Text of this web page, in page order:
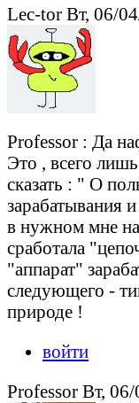
Lec-tor Вт, 06/
Professor : Да
Это , всего
сказать : " О
зарабатывания
в нужном мне
сработала
"аппарат"
следующего -
природе !
войти
Professor Вт,